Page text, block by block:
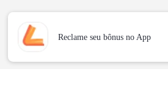
Reclame seu bônus no App